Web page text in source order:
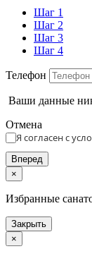
Шаг 1
Шаг 2
Шаг 3
Шаг 4
Телефон
Ваши данные
Отмена
Я согласен с
Вперед
×
Избранные
Закрыть
×